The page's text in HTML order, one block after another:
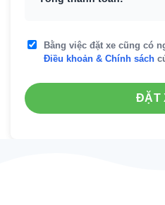
Bằng việc đặt xe cũng có
Điều khoản & Chính sách
ĐẶT